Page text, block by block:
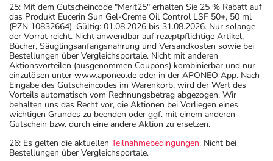
25: Mit dem Gutscheincode "Merit25" erhalten Sie 25 % Rabatt auf
das Produkt Eucerin Sun Gel-Creme Oil Control LSF 50+, 50 ml
(PZN 10832664). Gültig: 01.08.2026 bis 31.08.2026. Nur solange
der Vorrat reicht. Nicht anwendbar auf rezeptpflichtige Artikel,
Bücher, Säuglingsanfangsnahrung und Versandkosten sowie bei
Bestellungen über Vergleichsportale. Nicht mit anderen
Aktionsvorteilen (ausgenommen Coupons) kombinierbar und nur
einzulösen unter www.aponeo.de oder in der APONEO App. Nach
Eingabe des Gutscheincodes im Warenkorb, wird der Wert des
Vorteils automatisch vom Rechnungsbetrag abgezogen. Wir
behalten uns das Recht vor, die Aktionen bei Vorliegen eines
wichtigen Grundes zu beenden oder ggf. mit einem anderen
Gutschein bzw. durch eine andere Aktion zu ersetzen.
26: Es gelten die aktuellen Teilnahmebedingungen. Nicht bei
Bestellungen über Vergleichsportale.